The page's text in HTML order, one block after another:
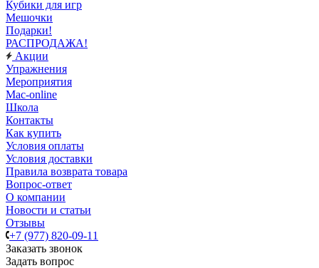
Кубики для игр
Мешочки
Подарки!
РАСПРОДАЖА!
Акции
Упражнения
Мероприятия
Mac-online
Школа
Контакты
Как купить
Условия оплаты
Условия доставки
Правила возврата товара
Вопрос-ответ
О компании
Новости и статьи
Отзывы
+7 (977) 820-09-11
Заказать звонок
Задать вопрос